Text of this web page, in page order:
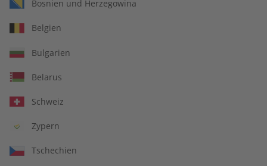
Jahrgang 2025
€ 69,90
Bosnien und Herzegowina
Belgien
Bulgarien
Belarus
Schweiz
Zypern
Tschechien